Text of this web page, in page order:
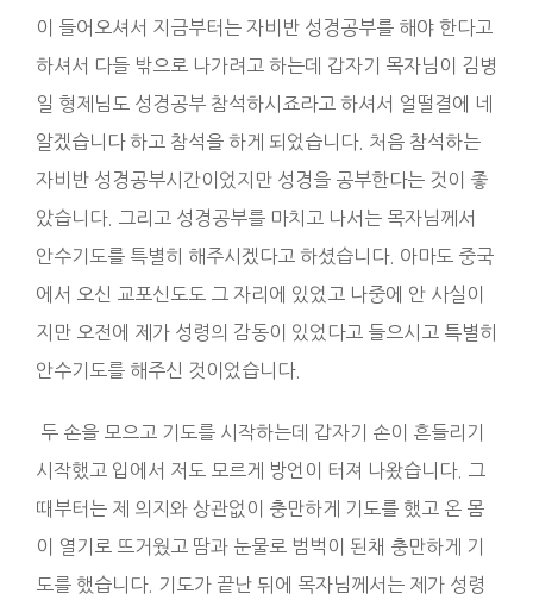
이 들어오셔서 지금부터는 자비반 성경공부를 해야 한다고
하셔서 다들 밖으로 나가려고 하는데 갑자기 목자님이 김병
일 형제님도 성경공부 참석하시죠라고 하셔서 얼떨결에 네
알겠습니다 하고 참석을 하게 되었습니다. 처음 참석하는
자비반 성경공부시간이었지만 성경을 공부한다는 것이 좋
았습니다. 그리고 성경공부를 마치고 나서는 목자님께서
안수기도를 특별히 해주시겠다고 하셨습니다. 아마도 중국
에서 오신 교포신도도 그 자리에 있었고 나중에 안 사실이
지만 오전에 제가 성령의 감동이 있었다고 들으시고 특별히
안수기도를 해주신 것이었습니다.
두 손을 모으고 기도를 시작하는데 갑자기 손이 흔들리기
시작했고 입에서 저도 모르게 방언이 터져 나왔습니다. 그
때부터는 제 의지와 상관없이 충만하게 기도를 했고 온 몸
이 열기로 뜨거웠고 땀과 눈물로 범벅이 된채 충만하게 기
도를 했습니다. 기도가 끝난 뒤에 목자님께서는 제가 성령